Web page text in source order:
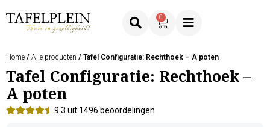
0
Home / Alle producten / Tafel Configuratie: Rechthoek – A poten
Tafel Configuratie: Rechthoek –
A poten
9.3 uit 1496 beoordelingen